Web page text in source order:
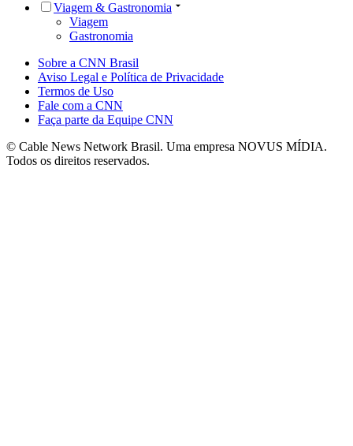
Viagem & Gastronomia
Viagem
Gastronomia
Sobre a CNN Brasil
Aviso Legal e Política de Privacidade
Termos de Uso
Fale com a CNN
Faça parte da Equipe CNN
© Cable News Network Brasil. Uma empresa NOVUS MÍDIA.
Todos os direitos reservados.